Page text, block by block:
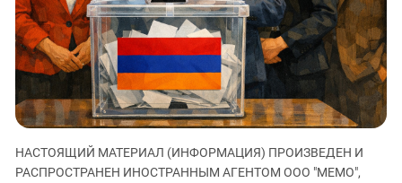
ЗАСТАВЛЯЕТ
КАВКАЗ ЗА ПАЛЕСТИНУ
ИНАКОМЫСЛИЕ В ЧЕЧНЕ
ПРЕСЛЕДОВАНИЕ АКТИВИСТОВ
МОБИЛИЗАЦИЯ И ПРОТЕСТЫ
Дагестан
Ингушетия
Кабардино-Балкария
Калмыкия
Карачаево-Черкесия
Краснодарский край
НАСТОЯЩИЙ МАТЕРИАЛ (ИНФОРМАЦИЯ) ПРОИЗВЕДЕН И
РАСПРОСТРАНЕН ИНОСТРАННЫМ АГЕНТОМ ООО "МЕМО",